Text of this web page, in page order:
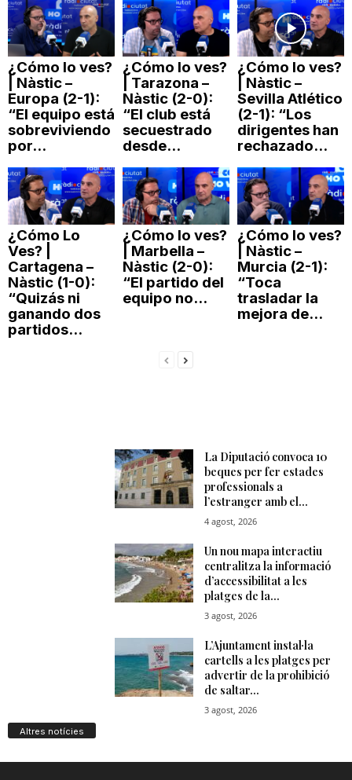
¿Cómo lo ves?
| Nàstic –
Europa (2-1):
“El equipo está
sobreviviendo
por...
¿Cómo lo ves?
| Tarazona –
Nàstic (2-0):
“El club está
secuestrado
desde...
¿Cómo lo ves?
| Nàstic –
Sevilla Atlético
(2-1): “Los
dirigentes han
rechazado...
¿Cómo Lo
Ves? |
Cartagena –
Nàstic (1-0):
“Quizás ni
ganando dos
partidos...
¿Cómo lo ves?
| Marbella –
Nàstic (2-0):
“El partido del
equipo no...
¿Cómo lo ves?
| Nàstic –
Murcia (2-1):
“Toca
trasladar la
mejora de...
Altres notícies